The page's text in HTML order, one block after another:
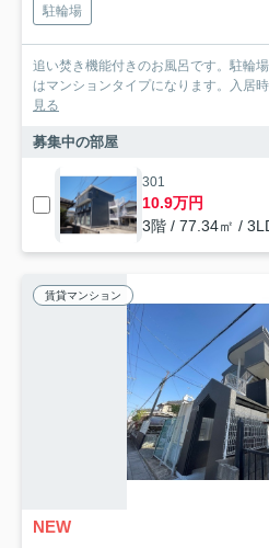
駐輪場
追い焚き機能付きのお風呂です。駐輪
はマンションタイプになります。入居
見る
募集中の部屋
301
10.9万円
3階 / 77.34㎡ /
賃貸マンション
NEW